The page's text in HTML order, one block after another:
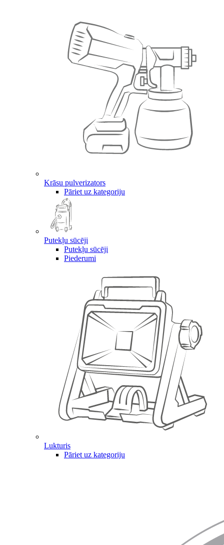
Krāsu pulverizators
Pāriet uz kategoriju
Putekļu sūcēji
Putekļu sūcēji
Piederumi
Lukturis
Pāriet uz kategoriju